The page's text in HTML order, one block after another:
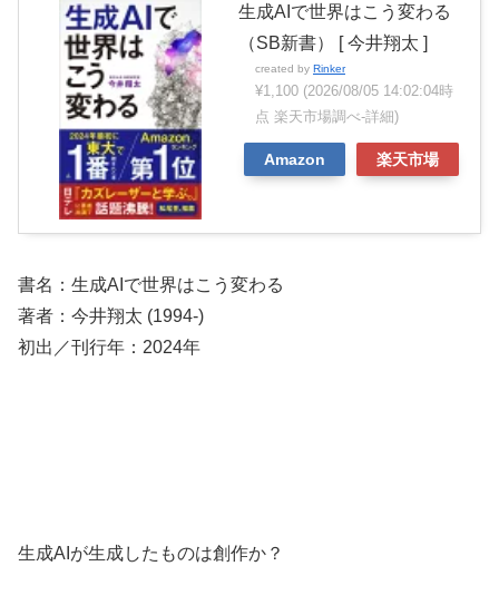
生成AIで世界はこう変わる
（SB新書） [ 今井翔太 ]
created by Rinker
¥1,100 (2026/08/05 14:02:04時
点 楽天市場調べ-詳細)
Amazon 楽天市場
書名：生成AIで世界はこう変わる
著者：今井翔太 (1994-)
初出／刊行年：2024年
生成AIが生成したものは創作か？